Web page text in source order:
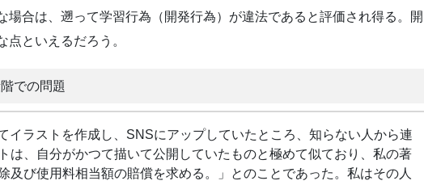
場合は、遡って学習行為（開発行為）が違法であると評価され得る。開
点といえるだろう。
での問題
イラストを作成し、SNSにアップしていたところ、知らない人から連
は、自分がかつて描いて公開していたものと極めて似ており、私の著
及び使用料相当額の賠償を求める。」とのことであった。私はその人